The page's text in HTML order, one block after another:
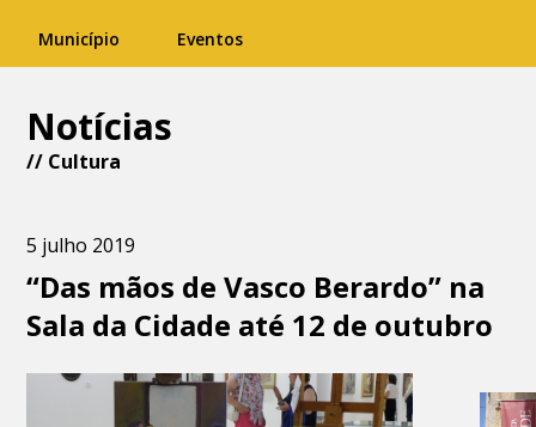
Município Eventos
Notícias
// Cultura
5 julho 2019
“Das mãos de Vasco Berardo” na
Sala da Cidade até 12 de outubro